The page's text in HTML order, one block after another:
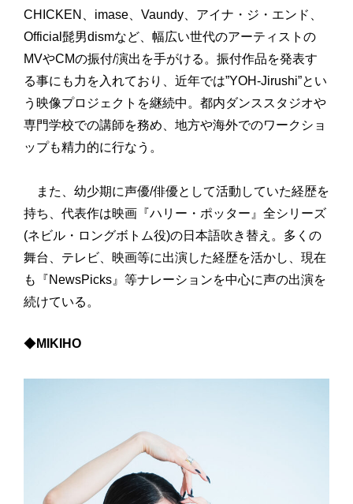
CHICKEN、imase、Vaundy、アイナ・ジ・エンド、
Official髭男dismなど、幅広い世代のアーティストの
MVやCMの振付/演出を手がける。振付作品を発表す
る事にも力を入れており、近年では”YOH-Jirushi”とい
う映像プロジェクトを継続中。都内ダンススタジオや
専門学校での講師を務め、地方や海外でのワークショ
ップも精力的に行なう。
また、幼少期に声優/俳優として活動していた経歴を
持ち、代表作は映画『ハリー・ポッター』全シリーズ
(ネビル・ロングボトム役)の日本語吹き替え。多くの
舞台、テレビ、映画等に出演した経歴を活かし、現在
も『NewsPicks』等ナレーションを中心に声の出演を
続けている。
◆MIKIHO